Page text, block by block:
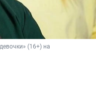
(16+) на